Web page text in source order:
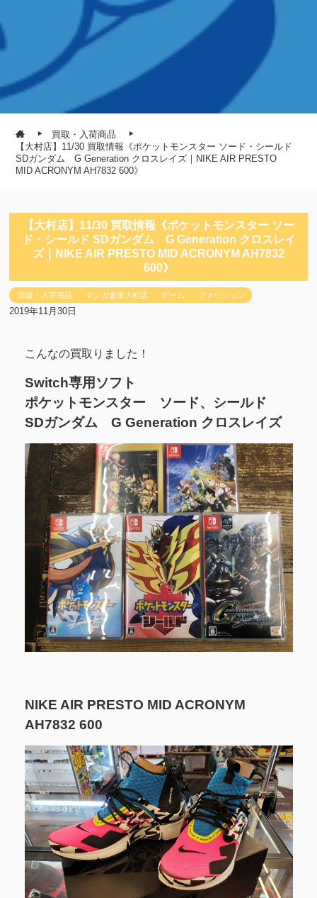
買取・入荷商品
【大村店】11/30 買取情報《ポケットモンスター ソード・シールド
SDガンダム G Generation クロスレイズ｜NIKE AIR PRESTO
MID ACRONYM AH7832 600》
【大村店】11/30 買取情報《ポケットモンスター ソー
ド・シールド SDガンダム G Generation クロスレイ
ズ｜NIKE AIR PRESTO MID ACRONYM AH7832
600》
買取・入荷商品 マンガ倉庫大村店 ゲーム ファッション
2019年11月30日
こんなの買取りました！
Switch専用ソフト
ポケットモンスター ソード、シールド
SDガンダム G Generation クロスレイズ
NIKE AIR PRESTO MID ACRONYM
AH7832 600